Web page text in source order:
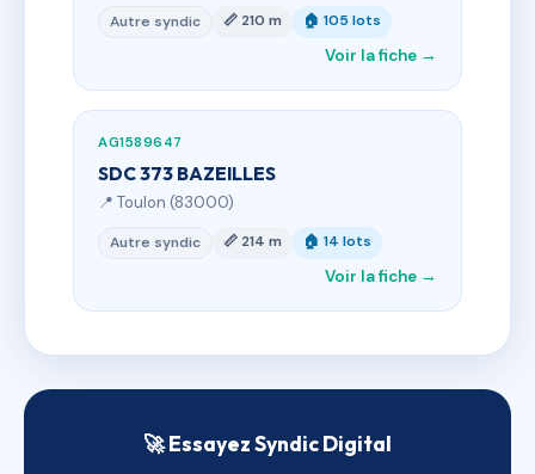
Autre syndic 📏 210 m 🏠 105 lots
Voir la fiche →
AG1589647
SDC 373 BAZEILLES
📍 Toulon (83000)
Autre syndic 📏 214 m 🏠 14 lots
Voir la fiche →
🚀 Essayez Syndic Digital